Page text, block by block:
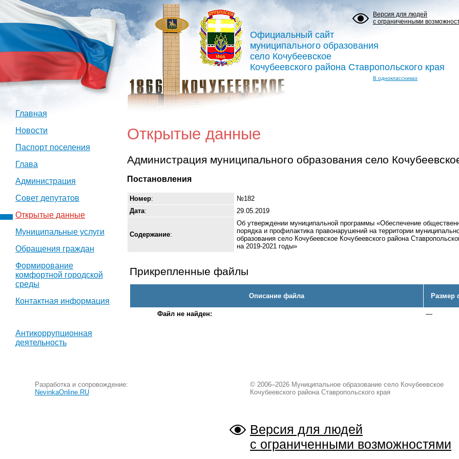
Версия для людей
с ограниченными
Официальный сайт
муниципального образования
село Кочубеевское
Кочубеевского района Ставропольского края
В одноклассниках
Главная
Новости
Паспорт поселения
Глава
Администрация
Совет депутатов
Открытые данные
Муниципальные услуги
Обращения граждан
Формирование
комфортной городской
среды
Контактная информация
Антикоррупционная
деятельность
Открытые данные
Администрация муниципального образования село
Постановления
Номер:
№182
Дата: 29.05.2019
Содержание:
Об утверждении муниципальной программы «Обеспечение
порядка и профилактика правонарушений на территории
образования село Кочубеевское Кочубеевского района
на 2019-2021 годы»
Прикрепленные файлы
Описание файла Размер
Файл не найден: —
Разработка и сопровождение:
NevinkaOnline.RU
© 2006–2026 Муниципальное образование село Кочубеевское
Кочубеевского района Ставропольского края
Версия для людей
с ограниченными возможностями